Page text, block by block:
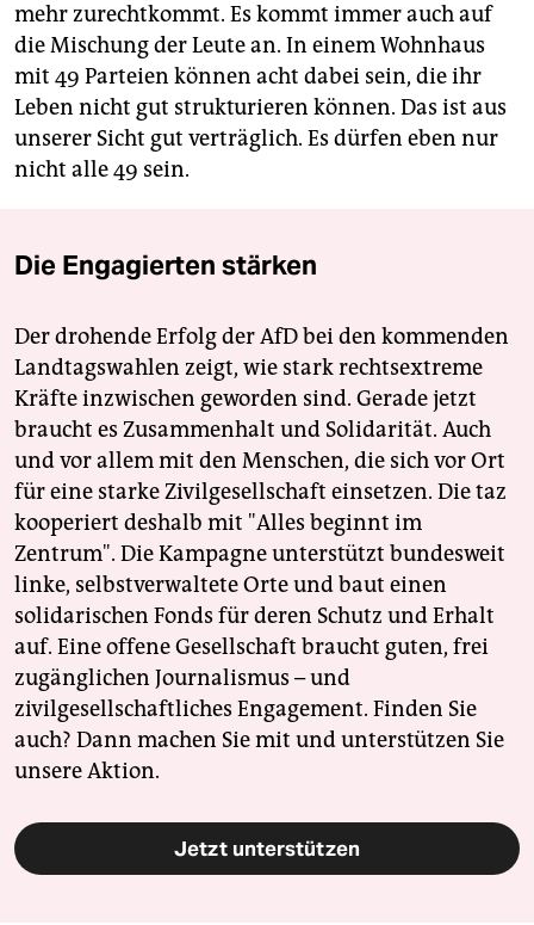
mehr zurechtkommt. Es kommt immer auch auf
die Mischung der Leute an. In einem Wohnhaus
mit 49 Parteien können acht dabei sein, die ihr
Leben nicht gut strukturieren können. Das ist aus
unserer Sicht gut verträglich. Es dürfen eben nur
nicht alle 49 sein.
Die Engagierten stärken
Der drohende Erfolg der AfD bei den kommenden
Landtagswahlen zeigt, wie stark rechtsextreme
Kräfte inzwischen geworden sind. Gerade jetzt
braucht es Zusammenhalt und Solidarität. Auch
und vor allem mit den Menschen, die sich vor Ort
für eine starke Zivilgesellschaft einsetzen. Die taz
kooperiert deshalb mit "Alles beginnt im
Zentrum". Die Kampagne unterstützt bundesweit
linke, selbstverwaltete Orte und baut einen
solidarischen Fonds für deren Schutz und Erhalt
auf. Eine offene Gesellschaft braucht guten, frei
zugänglichen Journalismus – und
zivilgesellschaftliches Engagement. Finden Sie
auch? Dann machen Sie mit und unterstützen Sie
unsere Aktion.
Jetzt unterstützen